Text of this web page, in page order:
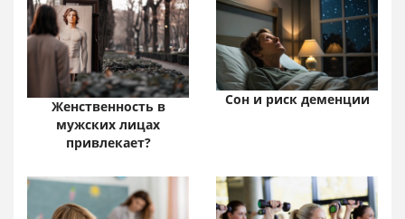
Женственность в
мужских лицах
привлекает?
Сон и риск деменции